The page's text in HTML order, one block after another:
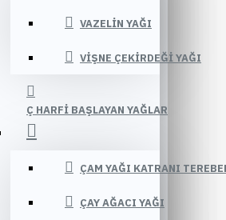
VAZELIN YAĞI
VIŞNE ÇEKIRDEĞI YAĞI
Ç HARFI BAŞLAYAN YAĞLAR
ÇAM YAĞI KATRANI
ÇAY AĞACI YAĞI